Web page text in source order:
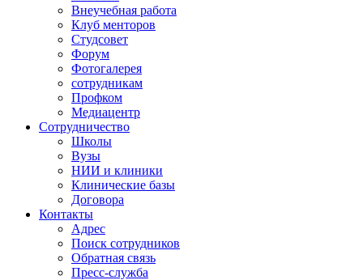
Внеучебная работа
Клуб менторов
Студсовет
Форум
Фотогалерея
сотрудникам
Профком
Медиацентр
Сотрудничество
Школы
Вузы
НИИ и клиники
Клинические базы
Договора
Контакты
Адрес
Поиск сотрудников
Обратная связь
Пресс-служба